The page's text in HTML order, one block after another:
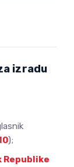
izradu
);
Republike